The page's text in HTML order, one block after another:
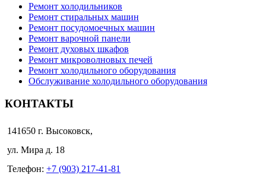
Ремонт холодильников
Ремонт стиральных машин
Ремонт посудомоечных машин
Ремонт варочной панели
Ремонт духовых шкафов
Ремонт микроволновых печей
Ремонт холодильного оборудования
Обслуживание холодильного оборудования
КОНТАКТЫ
141650 г. Высоковск,
ул. Мира д. 18
Телефон: +7 (903) 217-41-81